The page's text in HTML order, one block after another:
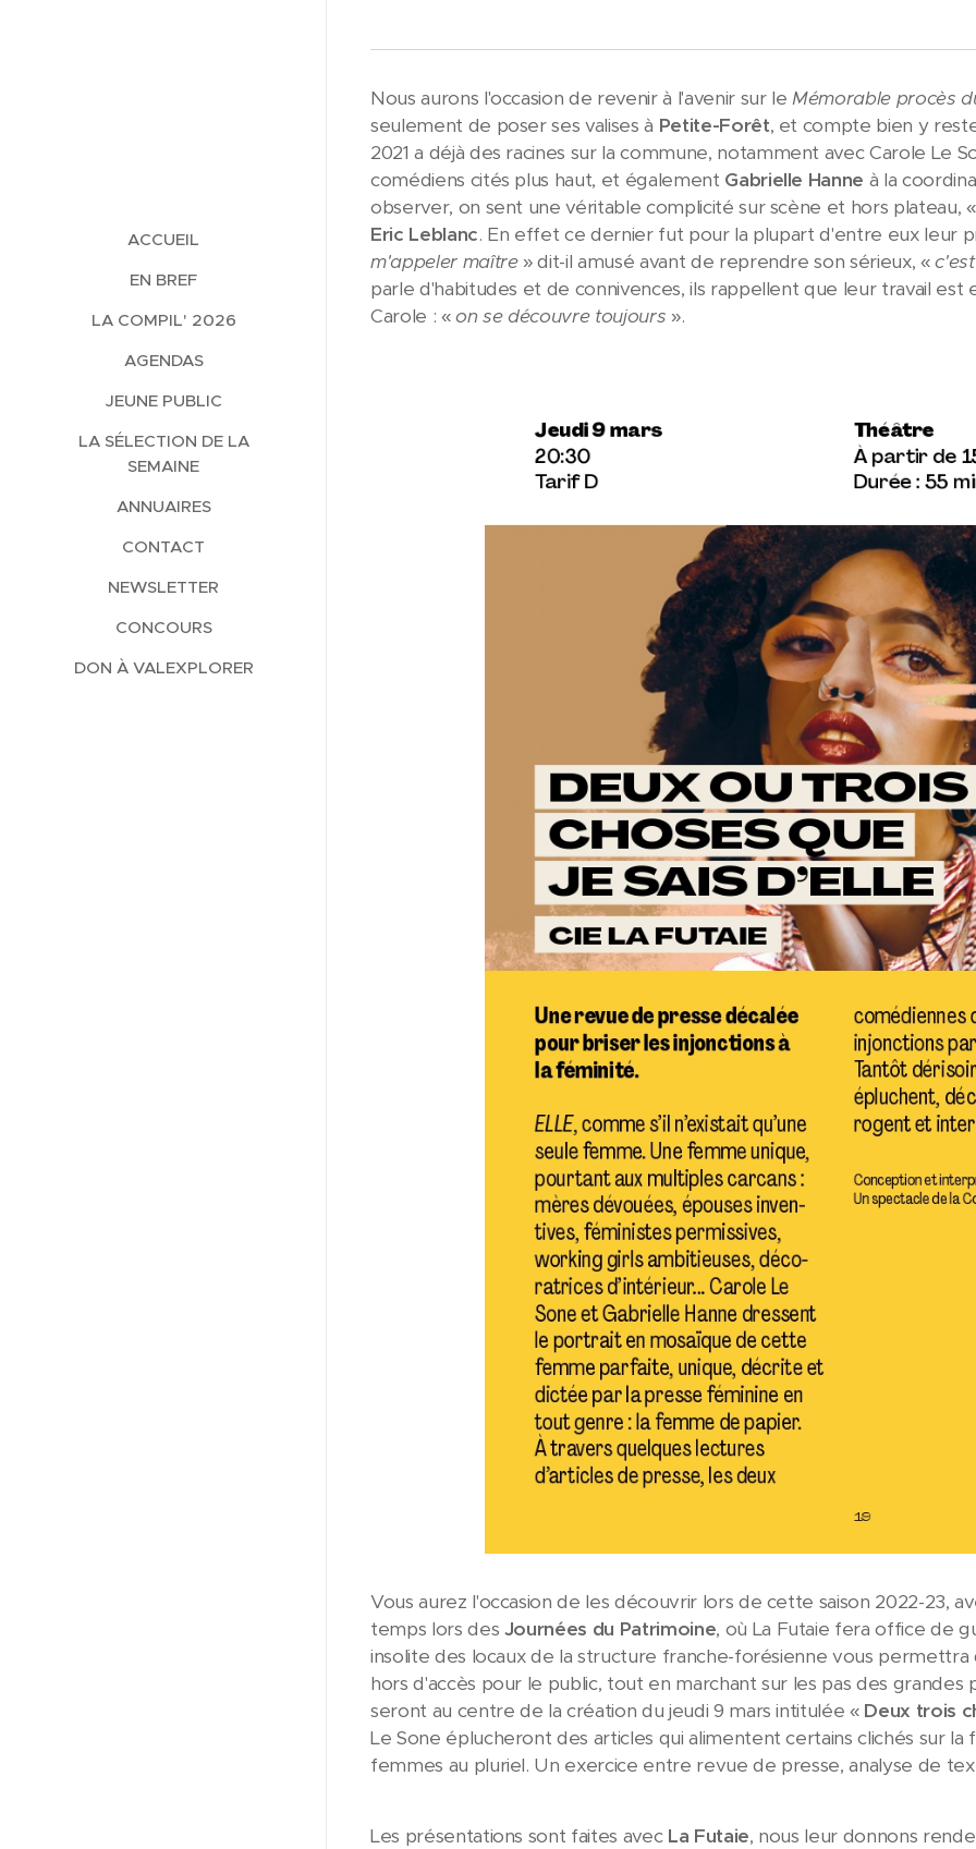
ACCUEIL
EN BREF
LA COMPIL' 2026
AGENDAS
JEUNE PUBLIC
LA SÉLECTION DE LA
SEMAINE
ANNUAIRES
CONTACT
NEWSLETTER
CONCOURS
DON À VALEXPLORER
Nous aurons l'occasion de revenir à l'avenir sur leMémorable procès
seulement de poser ses valises à Petite-Forêt, et compte bien y
2021 a déjà des racines sur la commune, notamment avec Carole Le
comédiens cités plus haut, et également Gabrielle Hanne à la
observer, on sent une véritable complicité sur scène et hors plateau,
Eric Leblanc. En effet ce dernier fut pour la plupart d'entre eux leur
m'appeler maître» dit-il amusé avant de reprendre son sérieux, «
parle d'habitudes et de connivences, ils rappellent que leur travail
Carole : «on se découvre toujours ».
Vous aurez l'occasion de les découvrir lors de cette saison 2022-23,
temps lors des Journées du Patrimoine, où La Futaie fera office de
insolite des locaux de la structure franche-forésienne vous
hors d'accès pour le public, tout en marchant sur les pas des
seront au centre de la création du jeudi 9 mars intitulée « Deux trois
Le Sone éplucheront des articles qui alimentent certains clichés sur
femmes au pluriel. Un exercice entre revue de presse, analyse de
Les présentations sont faites avec La Futaie, nous leur donnons